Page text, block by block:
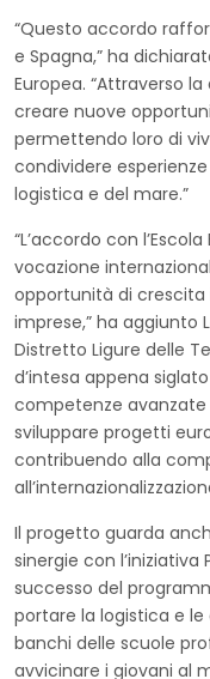
“Questo accordo
e Spagna,” ha
Europea. “Attraverso
creare nuove
permettendo loro di
condividere
logistica e del mare.”
“L’accordo con
vocazione
opportunità di
imprese,” ha aggiunto
Distretto Ligure delle
d’intesa appena
competenze
sviluppare progetti
contribuendo alla
Il progetto guarda
sinergie con
successo del
portare la logistica e
banchi delle scuole
avvicinare i giovani al